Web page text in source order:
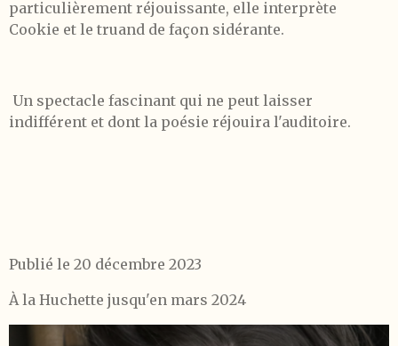
particulièrement réjouissante, elle interprète
Cookie et le truand de façon sidérante.
Un spectacle fascinant qui ne peut laisser
indifférent et dont la poésie réjouira l'auditoire.
Publié le 20 décembre 2023
À la Huchette jusqu'en mars 2024